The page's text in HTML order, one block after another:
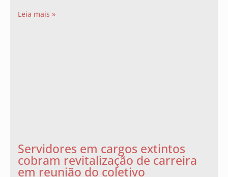
Leia mais »
Servidores em cargos extintos
cobram revitalização de carreira
em reunião do coletivo